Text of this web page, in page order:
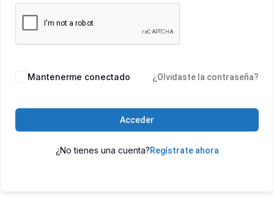
Mantenerme conectado ¿Olvidaste la contraseña?
Acceder
¿No tienes una cuenta?Regístrate ahora